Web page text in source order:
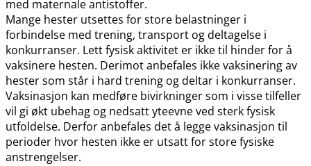
med maternale antistoffer.
Mange hester utsettes for store belastninger i
forbindelse med trening, transport og deltagelse i
konkurranser. Lett fysisk aktivitet er ikke til hinder for å
vaksinere hesten. Derimot anbefales ikke vaksinering av
hester som står i hard trening og deltar i konkurranser.
Vaksinasjon kan medføre bivirkninger som i visse tilfeller
vil gi økt ubehag og nedsatt yteevne ved sterk fysisk
utfoldelse. Derfor anbefales det å legge vaksinasjon til
perioder hvor hesten ikke er utsatt for store fysiske
anstrengelser.